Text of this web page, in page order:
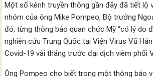
Một số kênh truyền thông gần đây đã tiết lộ
nhóm của ông Mike Pompeo, Bộ trưởng
đó, từng thông báo quan chức Mỹ “có lý do
nghiên cứu Trung Quốc tại Viện Virus Vũ
Covid-19 vài tháng trước đại dịch viêm phổi
Ông Pompeo cho biết trong một thông báo